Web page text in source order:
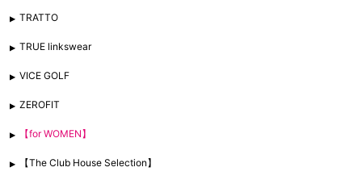
TRATTO
TRUE linkswear
VICE GOLF
ZEROFIT
【for WOMEN】
【The Club House Selection】